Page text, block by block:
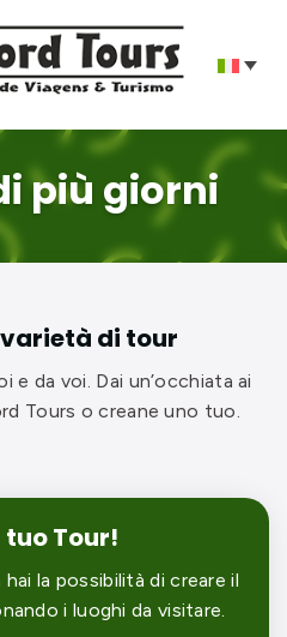
più giorni
di tour
e da voi. Dai un’occhiata ai
Tours o creane uno tuo.
tuo Tour!
la possibilità di creare il
i luoghi da visitare.